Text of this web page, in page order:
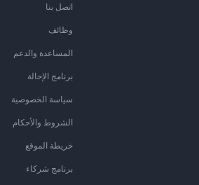
اتصل بنا
وظائف
المساعدة والدعم
برنامج الإحالة
سياسة الخصوصية
الشروط والأحكام
خريطة الموقع
برنامج شركاء